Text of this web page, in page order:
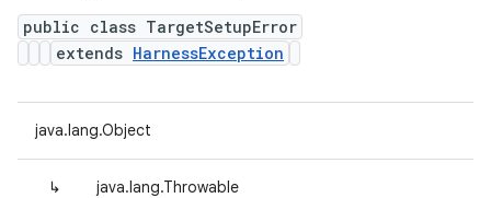
public class TargetSetupError
extends HarnessException
java.lang.Object
↳ java.lang.Throwable